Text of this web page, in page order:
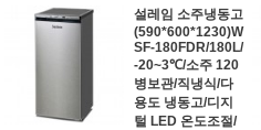
설레임 소주냉동고
(590*600*1230)W
SF-180FDR/180L/
-20~3℃/소주 120
병보관/직냉식/다
용도 냉동고/디지
털 LED 온도조절/